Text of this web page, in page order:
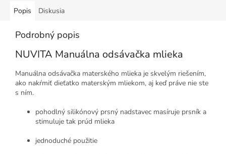
Popis Diskusia
Podrobný popis
NUVITA Manuálna odsávačka mlieka
Manuálna odsávačka materského mlieka je skvelým riešením,
ako nakŕmiť dieťatko materským mliekom, aj keď práve nie ste
s ním.
pohodlný silikónový prsný nadstavec masíruje prsník a
stimuluje tak prúd mlieka
jednoduché použitie